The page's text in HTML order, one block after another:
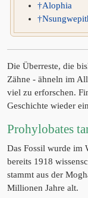
†Alophia
Die Überreste, die
Zähne - ähneln im
viel zu erforschen.
Geschichte wieder
Prohylobates
Das Fossil wurde im
bereits 1918
stammt aus der
Millionen Jahre alt.